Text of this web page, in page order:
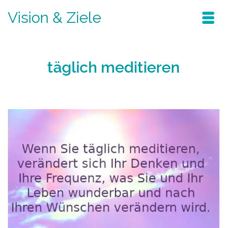
Vision & Ziele
täglich meditieren